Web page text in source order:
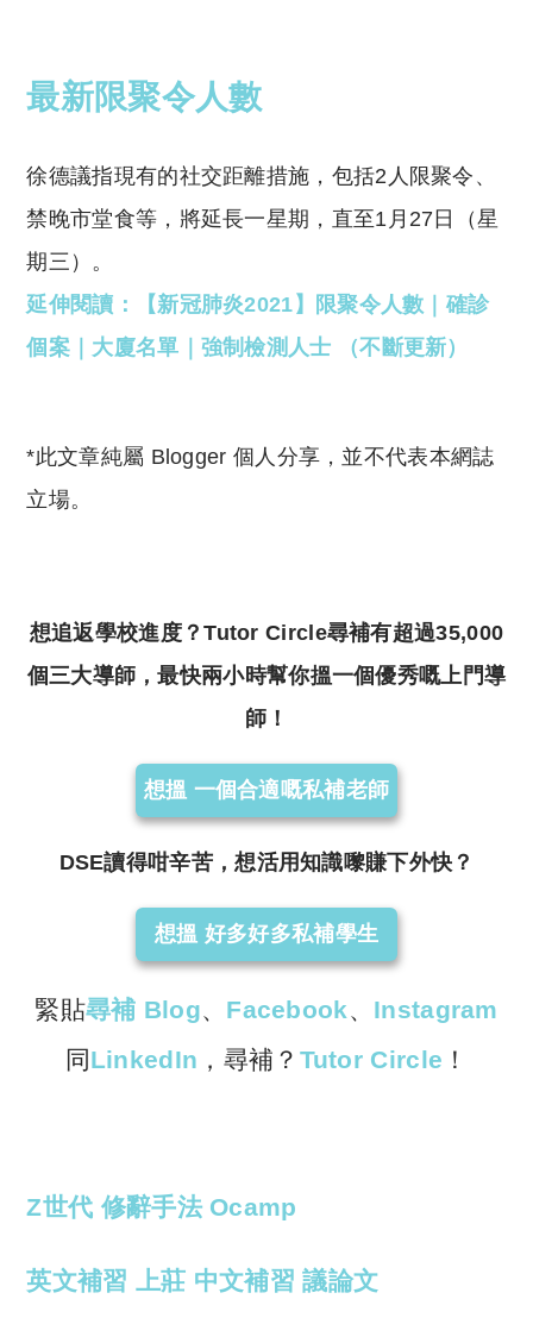
最新限聚令人數
徐德議指現有的社交距離措施，包括2人限聚令、
禁晚市堂食等，將延長一星期，直至1月27日（星
期三）。
延伸閱讀：【新冠肺炎2021】限聚令人數｜確診
個案｜大廈名單｜強制檢測人士 （不斷更新）
*此文章純屬 Blogger 個人分享，並不代表本網誌
立場。
想追返學校進度？Tutor Circle尋補有超過35,000
個三大導師，最快兩小時幫你搵一個優秀嘅上門導
師！
想搵 一個合適嘅私補老師
DSE讀得咁辛苦，想活用知識嚟賺下外快？
想搵 好多好多私補學生
緊貼尋補 Blog、 Facebook、 Instagram
同LinkedIn ，尋補？ Tutor Circle ！
Z世代 修辭手法Ocamp
英文補習 上莊 中文補習 議論文